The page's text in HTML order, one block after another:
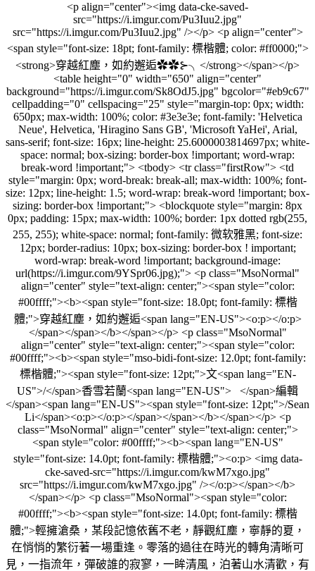
<p align="center"><img data-cke-saved-
src="https://i.imgur.com/Pu3Iuu2.jpg"
src="https://i.imgur.com/Pu3Iuu2.jpg" /></p> <p align="center">
<span style="font-size: 18pt; font-family: 標楷體; color: #ff0000;">
<strong>穿越紅塵，如約邂逅✿✿⊱╮</strong></span></p>
<table height="0" width="650" align="center"
background="https://i.imgur.com/Sk8OdJ5.jpg" bgcolor="#eb9c67"
cellpadding="0" cellspacing="25" style="margin-top: 0px; width:
650px; max-width: 100%; color: #3e3e3e; font-family: 'Helvetica
Neue', Helvetica, 'Hiragino Sans GB', 'Microsoft YaHei', Arial,
sans-serif; font-size: 16px; line-height: 25.6000003814697px; white-
space: normal; box-sizing: border-box !important; word-wrap:
break-word !important;"> <tbody> <tr class="firstRow"> <td
style="margin: 0px; word-break: break-all; max-width: 100%; font-
size: 12px; line-height: 1.5; word-wrap: break-word !important; box-
sizing: border-box !important;"> <blockquote style="margin: 8px
0px; padding: 15px; max-width: 100%; border: 1px dotted rgb(255,
255, 255); white-space: normal; font-family: 微软雅黑; font-size:
12px; border-radius: 10px; box-sizing: border-box ! important;
word-wrap: break-word !important; background-image:
url(https://i.imgur.com/9YSpr06.jpg);"> <p class="MsoNormal"
align="center" style="text-align: center;"><span style="color:
#00ffff;"><b><span style="font-size: 18.0pt; font-family: 標楷
體;">穿越紅塵，如約邂逅<span lang="EN-US"><o:p></o:p>
</span></span></b></span></p> <p class="MsoNormal"
align="center" style="text-align: center;"><span style="color:
#00ffff;"><b><span style="mso-bidi-font-size: 12.0pt; font-family:
標楷體;"><span style="font-size: 12pt;">文<span lang="EN-
US">/</span>香雪若蘭<span lang="EN-US"> </span>編輯
</span><span lang="EN-US"><span style="font-size: 12pt;">/Sean
Li</span><o:p></o:p></span></span></b></span></p> <p
class="MsoNormal" align="center" style="text-align: center;">
<span style="color: #00ffff;"><b><span lang="EN-US"
style="font-size: 14.0pt; font-family: 標楷體;"><o:p> <img data-
cke-saved-src="https://i.imgur.com/kwM7xgo.jpg"
src="https://i.imgur.com/kwM7xgo.jpg" /></o:p></span></b>
</span></p> <p class="MsoNormal"><span style="color:
#00ffff;"><b><span style="font-size: 14.0pt; font-family: 標楷
體;">輕擁滄桑，某段記憶依舊不老，靜觀紅塵，寧靜的夏，
在悄悄的繁衍著一場重逢。零落的過往在時光的轉角清晰可
見，一指流年，彈破誰的寂寥，一眸清風，泊著山水清歡，有